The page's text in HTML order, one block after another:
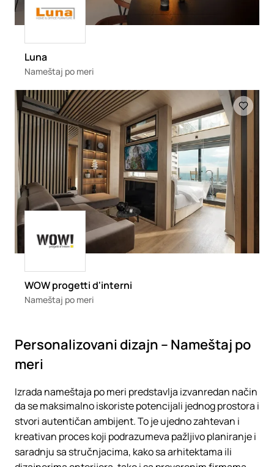
Luna
Nameštaj po meri
Loading
WOW progetti d'interni
Nameštaj po meri
Personalizovani dizajn – Nameštaj po
meri
Izrada nameštaja po meri predstavlja izvanredan način
da se maksimalno iskoriste potencijali jednog prostora i
stvori autentičan ambijent. To je ujedno zahtevan i
kreativan proces koji podrazumeva pažljivo planiranje i
saradnju sa stručnjacima, kako sa arhitektama ili